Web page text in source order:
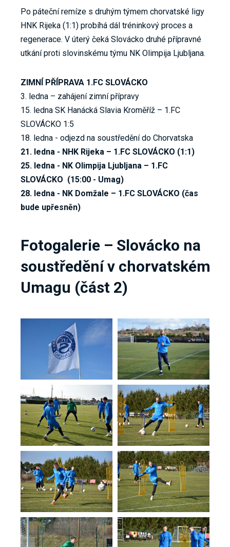
Po páteční remíze s druhým týmem chorvatské ligy
HNK Rijeka (1:1) probíhá dál tréninkový proces a
regenerace. V úterý čeká Slovácko druhé přípravné
utkání proti slovinskému týmu NK Olimpija Ljubljana.
ZIMNÍ PŘÍPRAVA 1.FC SLOVÁCKO
3. ledna – zahájení zimní přípravy
15. ledna SK Hanácká Slavia Kroměříž – 1.FC
SLOVÁCKO 1:5
18. ledna - odjezd na soustředění do Chorvatska
21. ledna - NHK Rijeka – 1.FC SLOVÁCKO (1:1)
25. ledna - NK Olimpija Ljubljana – 1.FC
SLOVÁCKO (15:00 - Umag)
28. ledna - NK Domžale – 1.FC SLOVÁCKO (čas
bude upřesněn)
Fotogalerie – Slovácko na
soustředění v chorvatském
Umagu (část 2)